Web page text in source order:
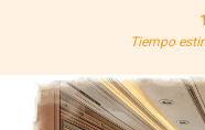
Tiempo